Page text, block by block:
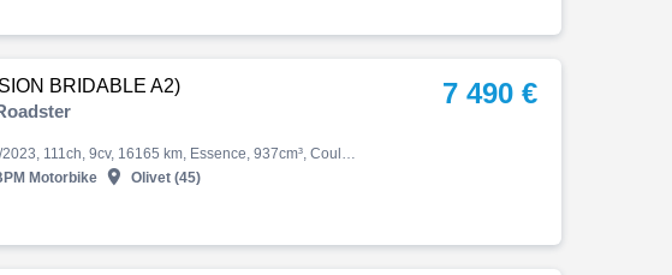
BRIDABLE A2)
Monster, 937 (version bridable a2), 09/2023, 111ch, 9cv, 16165 km, Essence, 937cm³, Couleur rouge, Garantie 3 mois, 7490 € Equipements : Ducati Red|ABS|Accélérateur électronique|Antidémarrage électronique|Antipatinage|Anti-wheeling|Bequille latérale|Commande ordinateur de bord a…
Motorbike  Olivet (45)
7 490 €